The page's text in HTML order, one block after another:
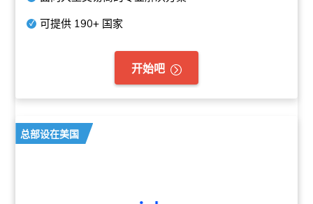
可提供 190+ 国家
开始吧
总部设在美国